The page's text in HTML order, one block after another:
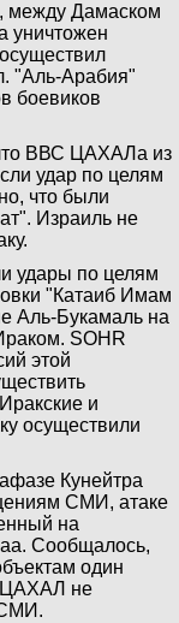
между Дамаском
уничтожен
"Аль-Арабия"
боевиков
ВВС ЦАХАЛа из
удар по целям
что были
Израиль не
удары по целям
"Катаиб Имам
Аль-Букамаль на
SOHR
этой
и
осуществили
Кунейтра
СМИ, атаке
на
Сообщалось,
один
ЦАХАЛ не